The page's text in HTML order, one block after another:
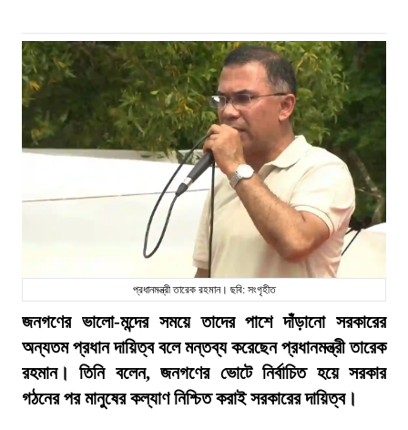
প্রধানমন্ত্রী তারেক রহমান। ছবি: সংগৃহীত
জনগণের ভালো-মন্দের সময়ে তাদের পাশে দাঁড়ানো সরকারের
অন্যতম প্রধান দায়িত্ব বলে মন্তব্য করেছেন প্রধানমন্ত্রী তারেক
রহমান। তিনি বলেন, জনগণের ভোটে নির্বাচিত হয়ে সরকার
গঠনের পর মানুষের কল্যাণ নিশ্চিত করাই সরকারের দায়িত্ব।